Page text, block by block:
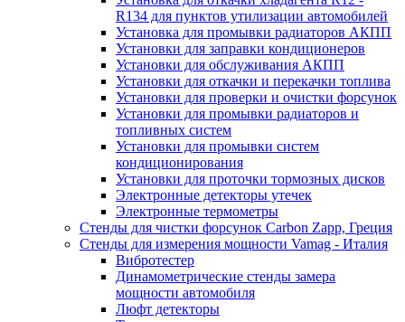
R134 для пунктов утилизации автомобилей
Установка для промывки радиаторов АКПП
Установки для заправки кондиционеров
Установки для обслуживания АКПП
Установки для откачки и перекачки топлива
Установки для проверки и очистки форсунок
Установки для промывки радиаторов и
топливных систем
Установки для промывки систем
кондиционирования
Установки для проточки тормозных дисков
Электронные детекторы утечек
Электронные термометры
Стенды для чистки форсунок Carbon Zapp, Греция
Стенды для измерения мощности Vamag - Италия
Вибротестер
Динамометрические стенды замера
мощности автомобиля
Люфт детекторы